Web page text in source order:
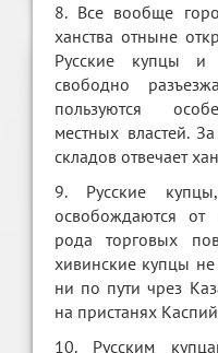
8. Все вообще
ханства отныне
Русские купцы и
свободно
пользуются
местных властей.
складов отвечает
9. Русские
освобождаются от
рода торговых
хивинские купцы не
ни по пути чрез
на пристанях
10. Русским